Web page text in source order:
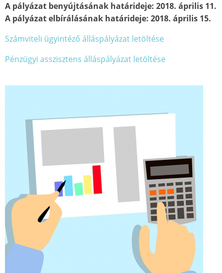
A pályázat benyújtásának határideje: 2018. április 11.
A pályázat elbírálásának határideje: 2018. április 15.
Számviteli ügyintéző álláspályázat letöltése
Pénzügyi asszisztens álláspályázat letöltése